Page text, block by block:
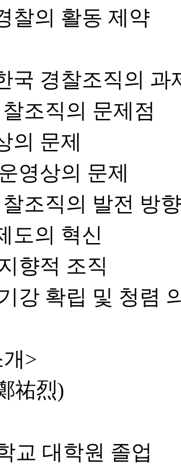
찰의 활동 제약
국 경찰조직의 과
조직의 문제점
의 문제
영상의 문제
조직의 발전 방향
도의 혁신
향적 조직
강 확립 및 청렴
>
祐烈)
교 대학원 졸업